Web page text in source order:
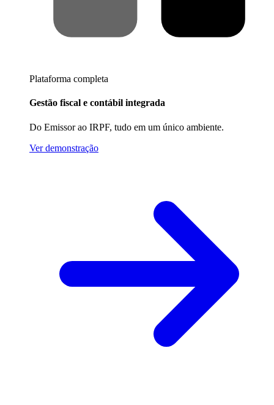
Plataforma completa
Gestão fiscal e contábil integrada
Do Emissor ao IRPF, tudo em um único ambiente.
Ver demonstração